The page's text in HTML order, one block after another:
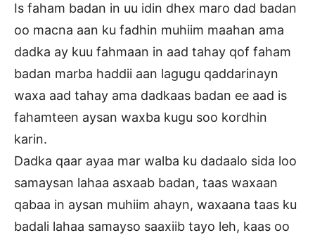
Is faham badan in uu idin dhex maro dad badan
oo macna aan ku fadhin muhiim maahan ama
dadka ay kuu fahmaan in aad tahay qof faham
badan marba haddii aan lagugu qaddarinayn
waxa aad tahay ama dadkaas badan ee aad is
fahamteen aysan waxba kugu soo kordhin
karin.
Dadka qaar ayaa mar walba ku dadaalo sida loo
samaysan lahaa asxaab badan, taas waxaan
qabaa in aysan muhiim ahayn, waxaana taas ku
badali lahaa samayso saaxiib tayo leh, kaas oo